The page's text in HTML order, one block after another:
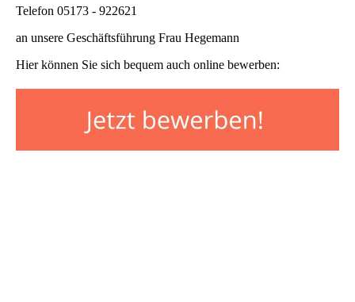
Telefon 05173 - 922621
an unsere Geschäftsführung Frau Hegemann
Hier können Sie sich bequem auch online bewerben: